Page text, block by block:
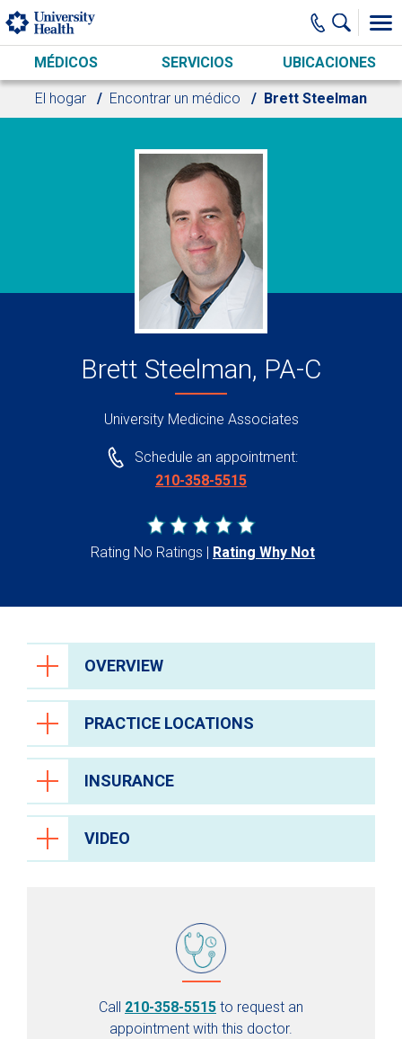
Skip to main content
MÉDICOS SERVICIOS UBICACIONES
El hogar Encontrar un médico Brett Steelman
Brett Steelman, PA-C
University Medicine Associates
Schedule an appointment:
210-358-5515
Rating No Ratings Rating Why Not
OVERVIEW
PRACTICE LOCATIONS
INSURANCE
VIDEO
Call 210-358-5515 to request an
appointment with this doctor.